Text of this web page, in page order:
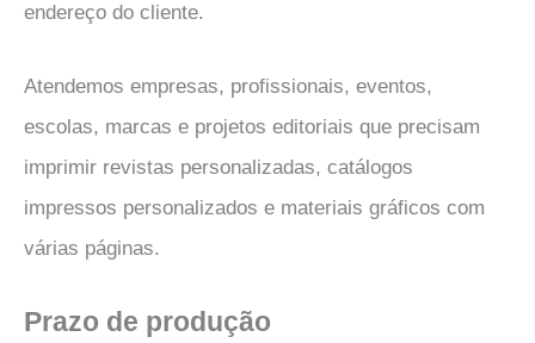
endereço do cliente.
Atendemos empresas, profissionais, eventos,
escolas, marcas e projetos editoriais que precisam
imprimir revistas personalizadas, catálogos
impressos personalizados e materiais gráficos com
várias páginas.
Prazo de produção